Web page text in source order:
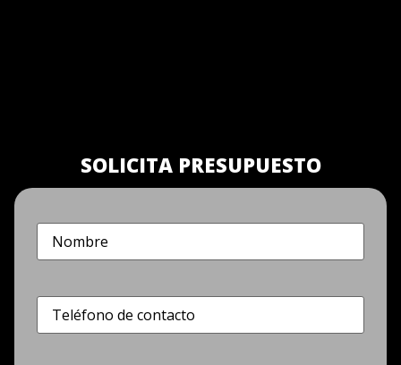
SOLICITA PRESUPUESTO
Nombre
Teléfono(Obligatorio)